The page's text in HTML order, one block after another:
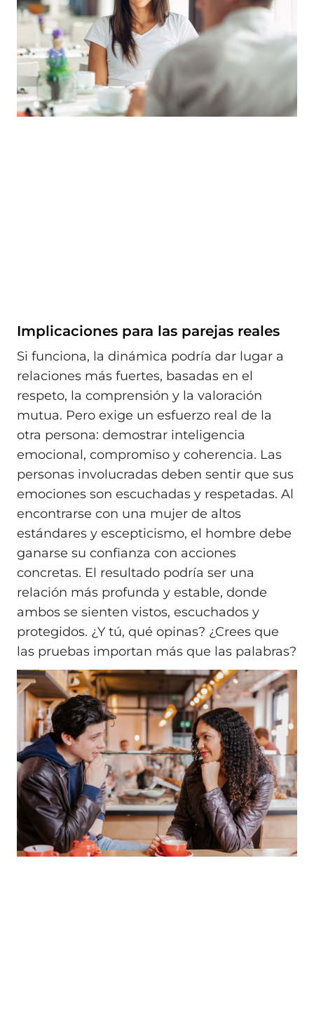
Implicaciones para las parejas reales
Si funciona, la dinámica podría dar lugar a
relaciones más fuertes, basadas en el
respeto, la comprensión y la valoración
mutua. Pero exige un esfuerzo real de la
otra persona: demostrar inteligencia
emocional, compromiso y coherencia. Las
personas involucradas deben sentir que sus
emociones son escuchadas y respetadas. Al
encontrarse con una mujer de altos
estándares y escepticismo, el hombre debe
ganarse su confianza con acciones
concretas. El resultado podría ser una
relación más profunda y estable, donde
ambos se sienten vistos, escuchados y
protegidos. ¿Y tú, qué opinas? ¿Crees que
las pruebas importan más que las palabras?